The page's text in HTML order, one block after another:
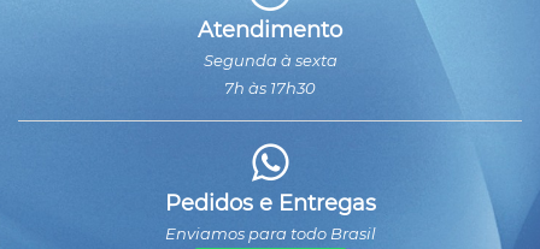
Atendimento
Segunda à sexta
7h às 17h30
Pedidos e Entregas
Enviamos para todo Brasil